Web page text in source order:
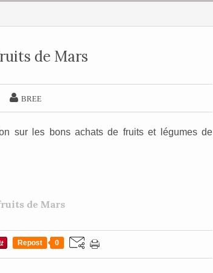
de Mars
 BREE
sur les bons achats de fruits et légumes de
Repost 0